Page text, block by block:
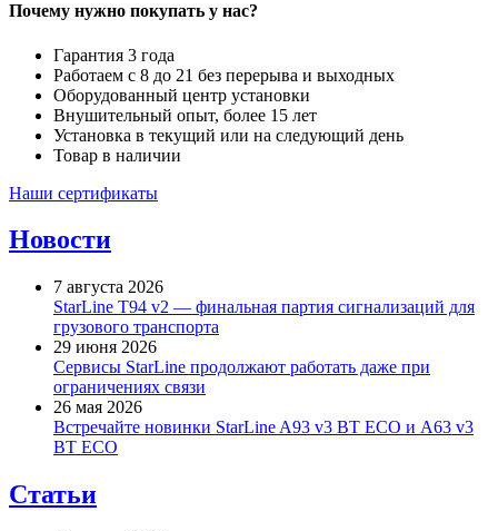
Почему нужно покупать у нас?
Гарантия 3 года
Работаем с 8 до 21 без перерыва и выходных
Оборудованный центр установки
Внушительный опыт, более 15 лет
Установка в текущий или на следующий день
Товар в наличии
Наши сертификаты
Новости
7 августа 2026
StarLine T94 v2 — финальная партия сигнализаций для
грузового транспорта
29 июня 2026
Сервисы StarLine продолжают работать даже при
ограничениях связи
26 мая 2026
Встречайте новинки StarLine A93 v3 BT ECO и A63 v3
BT ECO
Статьи